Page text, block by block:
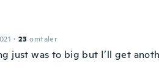
· 23 omtaler
just was to big but I’ll get